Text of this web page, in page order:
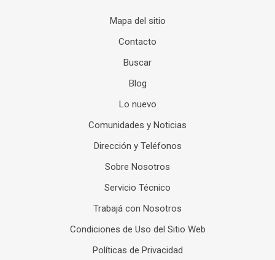
Mapa del sitio
Contacto
Buscar
Blog
Lo nuevo
Comunidades y Noticias
Dirección y Teléfonos
Sobre Nosotros
Servicio Técnico
Trabajá con Nosotros
Condiciones de Uso del Sitio Web
Políticas de Privacidad